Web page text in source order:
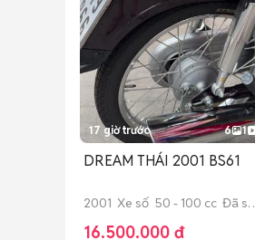
17 giờ trước 6 1
DREAM THÁI 2001 BS61
2001 Xe số 50 - 100 cc Đã sử
dụng
16.500.000 đ